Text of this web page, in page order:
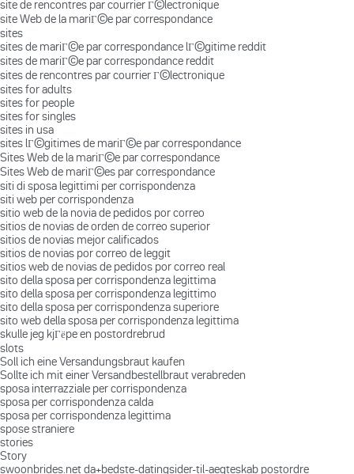
site de rencontres par courrier Г©lectronique
site Web de la mariГ©e par correspondance
sites
sites de mariГ©e par correspondance lГ©gitime reddit
sites de mariГ©e par correspondance reddit
sites de rencontres par courrier Г©lectronique
sites for adults
sites for people
sites for singles
sites in usa
sites lГ©gitimes de mariГ©e par correspondance
Sites Web de la mariГ©e par correspondance
Sites Web de mariГ©es par correspondance
siti di sposa legittimi per corrispondenza
siti web per corrispondenza
sitio web de la novia de pedidos por correo
sitios de novias de orden de correo superior
sitios de novias mejor calificados
sitios de novias por correo de leggit
sitios web de novias de pedidos por correo real
sito della sposa per corrispondenza legittima
sito della sposa per corrispondenza legittimo
sito della sposa per corrispondenza superiore
sito web della sposa per corrispondenza legittima
skulle jeg kjГёpe en postordrebrud
slots
Soll ich eine Versandungsbraut kaufen
Sollte ich mit einer Versandbestellbraut verabreden
sposa interrazziale per corrispondenza
sposa per corrispondenza calda
sposa per corrispondenza legittima
spose straniere
stories
Story
swoonbrides.net da+bedste-datingsider-til-aegteskab postordre